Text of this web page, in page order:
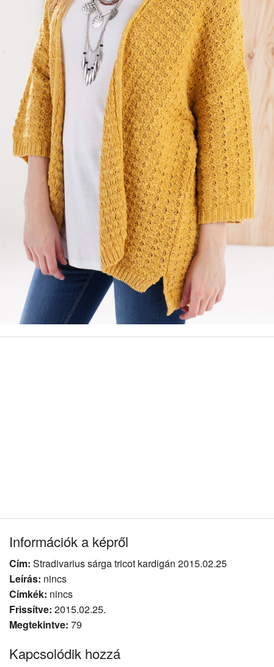
Információk a képről
Cím: Stradivarius sárga tricot kardigán 2015.02.25
Leírás: nincs
Címkék: nincs
Frissítve: 2015.02.25.
Megtekintve: 79
Kapcsolódik hozzá